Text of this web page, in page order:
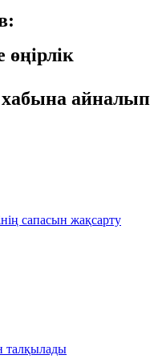
өңірлік
айналып
сапасын жақсарту